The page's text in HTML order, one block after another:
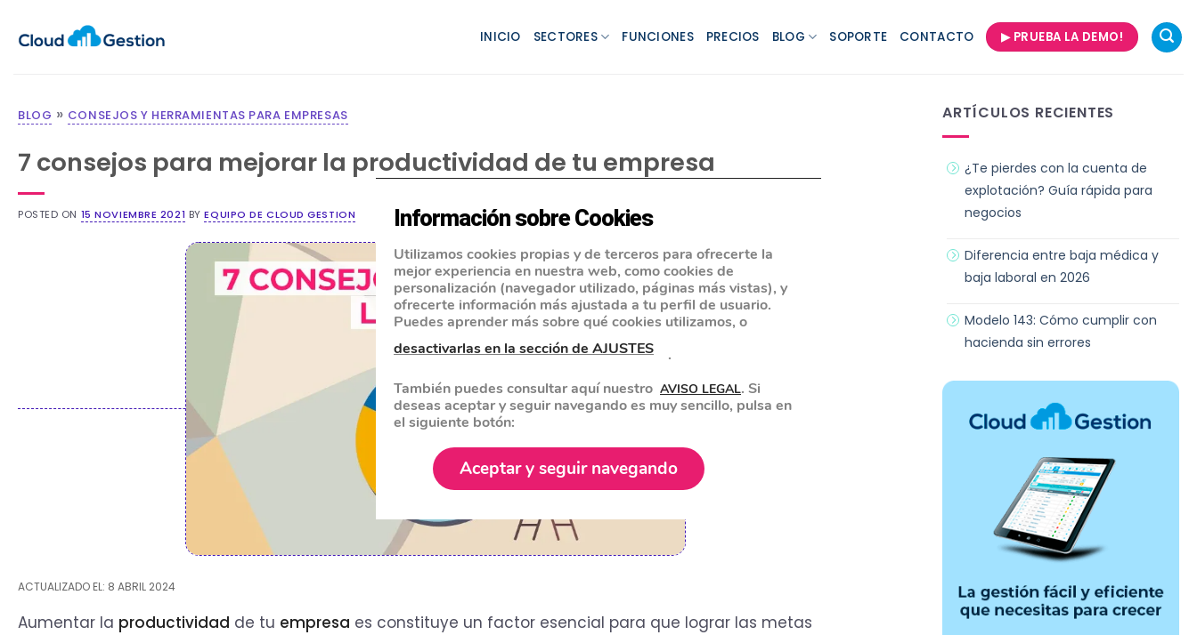
INICIO SECTORES FUNCIONES PRECIOS BLOG SOPORTE CONTACTO ▶ PRUEBA LA DEMO!
BLOG » CONSEJOS Y HERRAMIENTAS PARA EMPRESAS
7 consejos para mejorar la productividad de tu empresa
POSTED ON 15 NOVIEMBRE 2021 BYEQUIPO DE CLOUD GESTION
ACTUALIZADO EL: 8 ABRIL 2024
Aumentar la productividad de tu empresa es constituye un factor esencial para que lograr las metas
ARTÍCULOS RECIENTES
¿Te pierdes con la cuenta de
explotación? Guía rápida para
negocios
Diferencia entre baja médica y
baja laboral en 2026
Modelo 143: Cómo cumplir con
hacienda sin errores
Información sobre Cookies
Utilizamos cookies propias y de terceros para ofrecerte la
mejor experiencia en nuestra web, como cookies de
personalización (navegador utilizado, páginas más vistas), y
ofrecerte información más ajustada a tu perfil de usuario.
Puedes aprender más sobre qué cookies utilizamos, o
desactivarlas en la sección de AJUSTES
.
También puedes consultar aquí nuestro AVISO LEGAL. Si
deseas aceptar y seguir navegando es muy sencillo, pulsa en
el siguiente botón:
Aceptar y seguir navegando